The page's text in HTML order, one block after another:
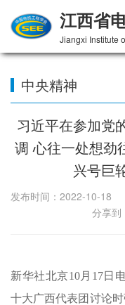
江西省
Jiangxi Institute
中央精神
习近平在参加党
调 心往一处想劲
兴号巨
发布时间：2022-10-18
分享到
新华社北京10月17日
十大广西代表团讨论